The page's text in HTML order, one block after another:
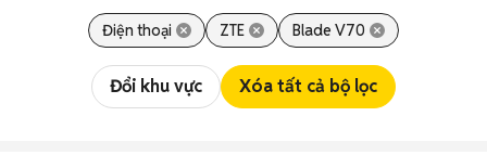
Điện thoại ZTE Blade V70
Đổi khu vực Xóa tất cả bộ lọc